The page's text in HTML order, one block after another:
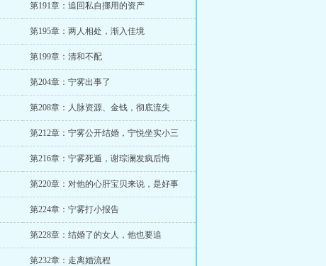
第191章：追回私自挪用的资产
第195章：两人相处，渐入佳境
第199章：清和不配
第204章：宁雾出事了
第208章：人脉资源、金钱，彻底流失
第212章：宁雾公开结婚，宁悦坐实小三
第216章：宁雾死遁，谢琮澜发疯后悔
第220章：对他的心肝宝贝来说，是好事
第224章：宁雾打小报告
第228章：结婚了的女人，他也要追
第232章：走离婚流程